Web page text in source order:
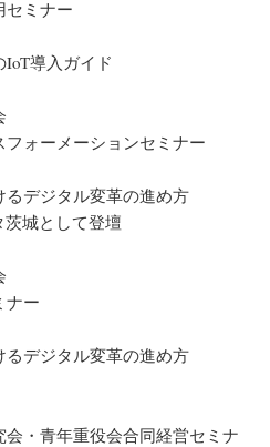
ミナー
IoT導入ガイド
ォーメーションセミナー
るデジタル変革の進め方
城として登壇
ナー
るデジタル変革の進め方
・青年重役会合同経営セミナ